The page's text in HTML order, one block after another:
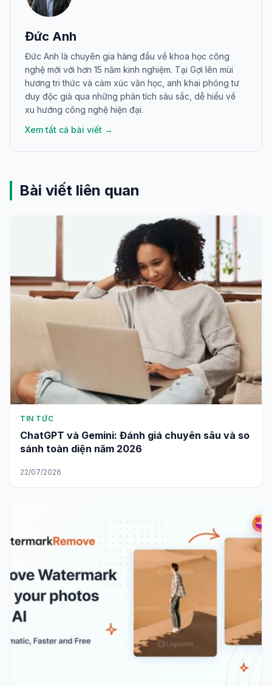
Đức Anh
Đức Anh là chuyên gia hàng đầu về khoa học công
nghệ mới với hơn 15 năm kinh nghiệm. Tại Gợi lên mùi
hương tri thức và cảm xúc văn học, anh khai phóng tư
duy độc giả qua những phân tích sâu sắc, dễ hiểu về
xu hướng công nghệ hiện đại.
Xem tất cả bài viết →
Bài viết liên quan
TIN TỨC
ChatGPT và Gemini: Đánh giá chuyên sâu và so
sánh toàn diện năm 2026
22/07/2026